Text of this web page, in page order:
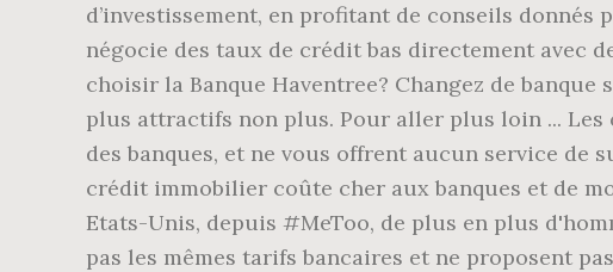
d’investissement, en profitant de conseils
négocie des taux de crédit bas directement avec
choisir la Banque Haventree? Changez de
plus attractifs non plus. Pour aller plus loin ...
des banques, et ne vous offrent aucun service de
crédit immobilier coûte cher aux banques et de
Etats-Unis, depuis #MeToo, de plus en plus
pas les mêmes tarifs bancaires et ne proposent